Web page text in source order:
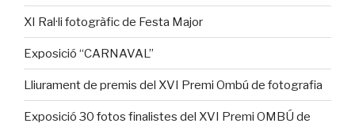
XI Ral·li fotogràfic de Festa Major
Exposició “CARNAVAL”
Lliurament de premis del XVI Premi Ombú de fotografia
Exposició 30 fotos finalistes del XVI Premi OMBÚ de